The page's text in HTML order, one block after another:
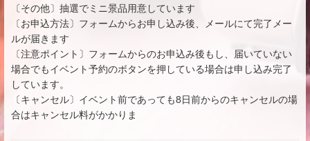
〔その他〕抽選でミニ景品用意しています
〔お申込方法〕フォームからお申し込み後、メールにて完了メー
ルが届きます
〔注意ポイント〕フォームからのお申込み後もし、届いていない
場合でもイベント予約のボタンを押している場合は申し込み完了
しています。
〔キャンセル〕イベント前であっても8日前からのキャンセルの場
合はキャンセル料がかかりま